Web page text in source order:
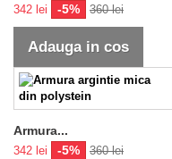
342 lei -5% 360 lei
Adauga in cos
Armura...
342 lei -5% 360 lei